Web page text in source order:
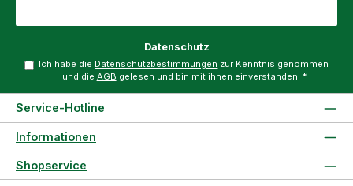
Datenschutz
Ich habe die Datenschutzbestimmungen zur Kenntnis genommen
und die AGB gelesen und bin mit ihnen einverstanden. *
Service-Hotline
Informationen
Shopservice